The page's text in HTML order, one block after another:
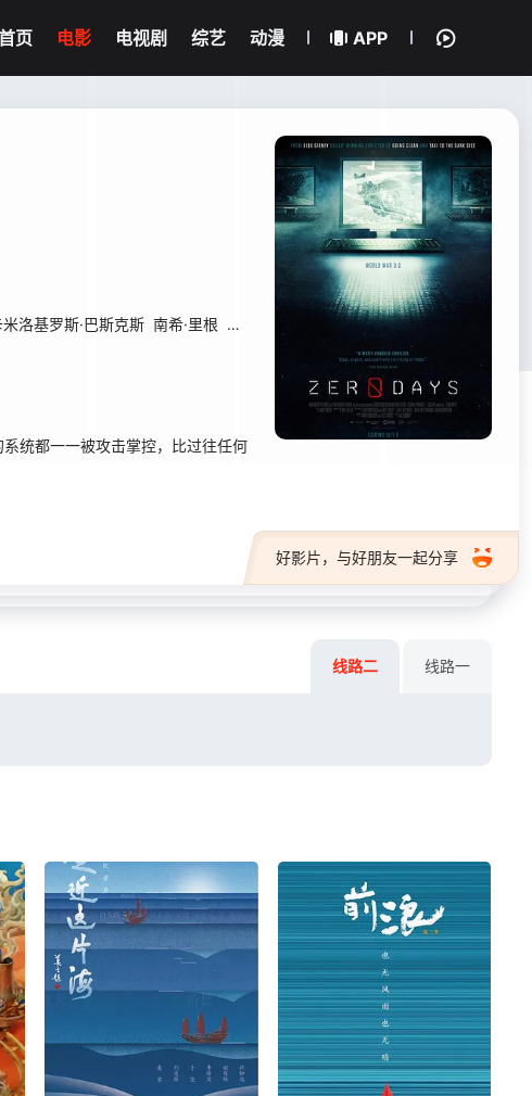
页 电影 电视剧 综艺 动漫 APP
洛基罗斯·巴斯克斯 南希·里根 罗纳德·里根
朱利安·塞尔策
统都一一被攻击掌控，比过往任何
好影片，与好朋友一起分享
线路二 线路一